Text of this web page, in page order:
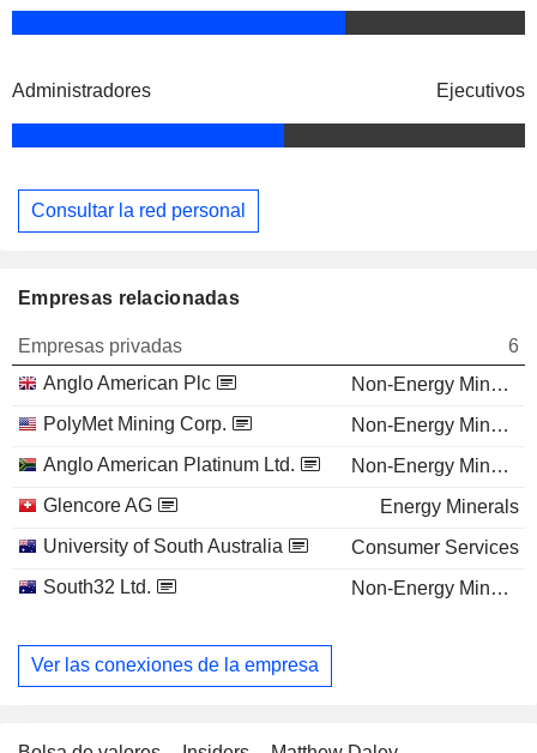
Administradores Ejecutivos
Consultar la red personal
Empresas relacionadas
Empresas privadas
6
Anglo American Plc
Non-Energy Minerals
PolyMet Mining Corp.
Non-Energy Minerals
Anglo American Platinum Ltd.
Non-Energy Minerals
Glencore AG
Energy Minerals
University of South Australia
Consumer Services
South32 Ltd.
Non-Energy Minerals
Ver las conexiones de la empresa